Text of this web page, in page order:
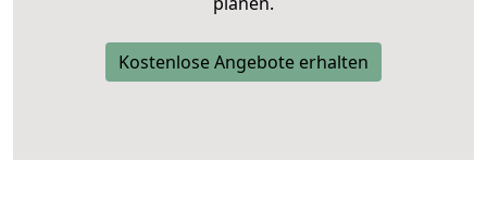
Kostenlose Angebote erhalten